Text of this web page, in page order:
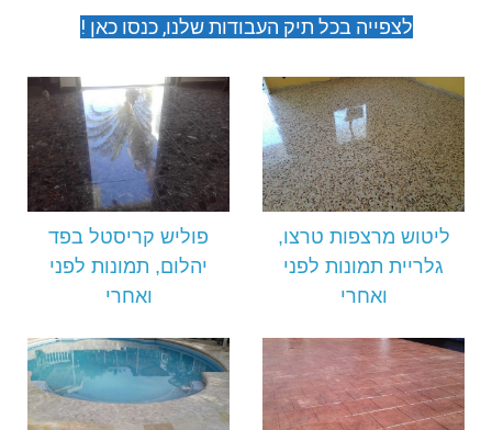
לצפייה בכל תיק העבודות שלנו, כנסו כאן !
ליטוש מרצפות טרצו,
גלריית תמונות לפני
ואחרי
פוליש קריסטל בפד
יהלום, תמונות לפני
ואחרי